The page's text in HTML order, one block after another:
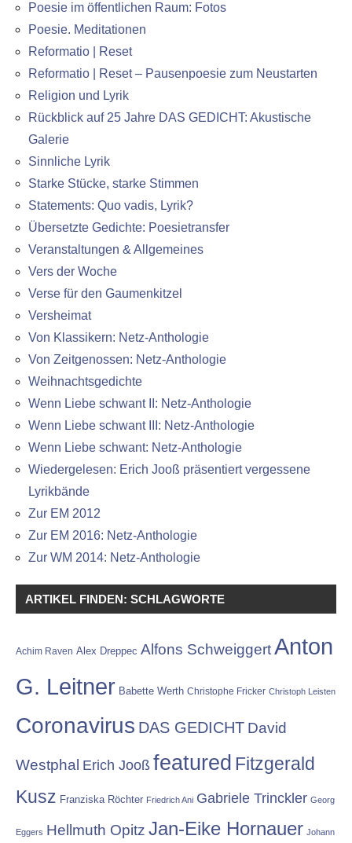
Poesie im öffentlichen Raum: Fotos
Poesie. Meditationen
Reformatio | Reset
Reformatio | Reset – Pausenpoesie zum Neustarten
Religion und Lyrik
Rückblick auf 25 Jahre DAS GEDICHT: Akustische
Galerie
Sinnliche Lyrik
Starke Stücke, starke Stimmen
Statements: Quo vadis, Lyrik?
Übersetzte Gedichte: Poesietransfer
Veranstaltungen & Allgemeines
Vers der Woche
Verse für den Gaumenkitzel
Versheimat
Von Klassikern: Netz-Anthologie
Von Zeitgenossen: Netz-Anthologie
Weihnachtsgedichte
Wenn Liebe schwant II: Netz-Anthologie
Wenn Liebe schwant III: Netz-Anthologie
Wenn Liebe schwant: Netz-Anthologie
Wiedergelesen: Erich Jooß präsentiert vergessene
Lyrikbände
Zur EM 2012
Zur EM 2016: Netz-Anthologie
Zur WM 2014: Netz-Anthologie
ARTIKEL FINDEN: SCHLAGWORTE
Achim Raven Alex Dreppec Alfons SchweiggertAnton
G. Leitner Babette Werth Christophe Fricker Christoph Leisten
Coronavirus DAS GEDICHT David
Westphal Erich Jooß featured Fitzgerald
Kusz Franziska Röchter Friedrich Ani Gabriele Trinckler Georg
Eggers Hellmuth Opitz Jan-Eike Hornauer Johann